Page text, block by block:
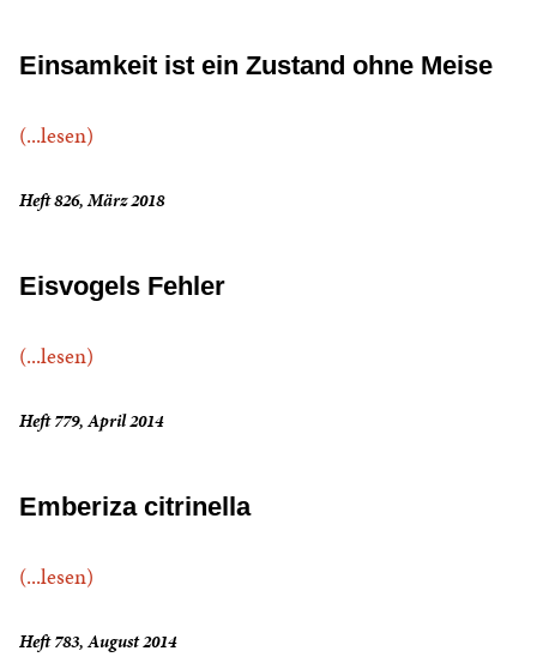
Einsamkeit ist ein Zustand ohne Meise
(...lesen)
Heft 826, März 2018
Eisvogels Fehler
(...lesen)
Heft 779, April 2014
Emberiza citrinella
(...lesen)
Heft 783, August 2014